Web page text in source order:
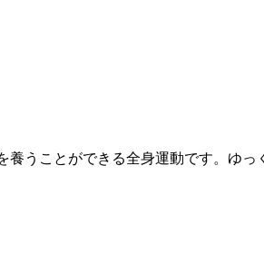
うことができる全身運動です。ゆ